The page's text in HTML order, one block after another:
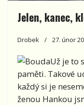
Jelen, kanec,
Drobek 27. únor
Už je to
paměti. Takové
každý si je
ženou Hankou